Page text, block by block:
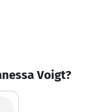
Voigt?